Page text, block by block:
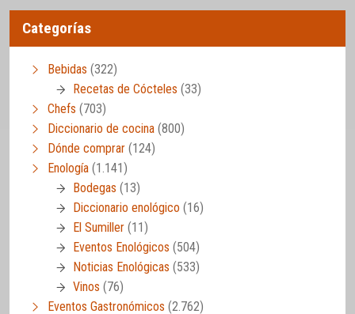
Categorías
Bebidas (322)
Recetas de Cócteles (33)
Chefs (703)
Diccionario de cocina (800)
Dónde comprar (124)
Enología (1.141)
Bodegas (13)
Diccionario enológico (16)
El Sumiller (11)
Eventos Enológicos (504)
Noticias Enológicas (533)
Vinos (76)
Eventos Gastronómicos (2.762)